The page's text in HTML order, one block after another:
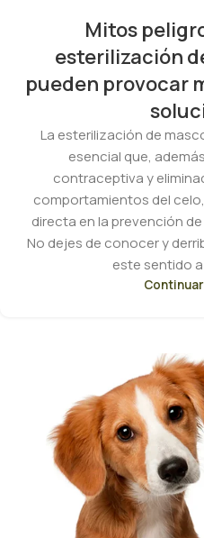
Mitos
esterilización
pueden provocar
La esterilización de
esencial que,
contraceptiva y
comportamientos del
directa en la prevención
No dejes de conocer y
este sentido